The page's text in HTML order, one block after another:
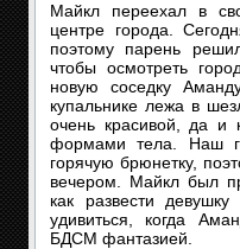
Майкл переехал в
центре города.
поэтому парень
чтобы осмотреть
новую соседку
купальнике лежа в
очень красивой, да и
формами тела. Наш
горячую брюнетку,
вечером. Майкл был
как развести
удивиться, когда
БДСМ фантазией.